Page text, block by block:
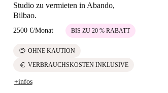
Studio zu vermieten in Abando,
Bilbao.
2500 €/Monat BIS ZU 20 % RABATT
savings OHNE KAUTION
euro VERBRAUCHSKOSTEN INKLUSIVE
+infos